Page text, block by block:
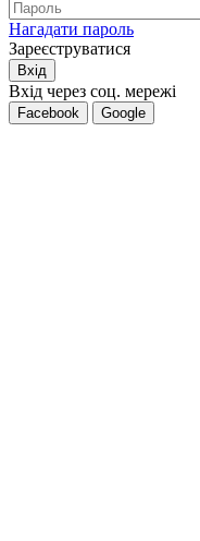
Нагадати пароль
Зареєструватися
Вхід
Вхід через соц. мережі
Facebook Google